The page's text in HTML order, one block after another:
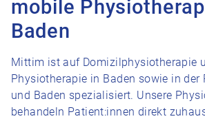
mobile
Baden
Mittim ist auf Domizilphysiotherapie
Physiotherapie in Baden sowie in der
und Baden spezialisiert. Unsere
behandeln Patient:innen direkt